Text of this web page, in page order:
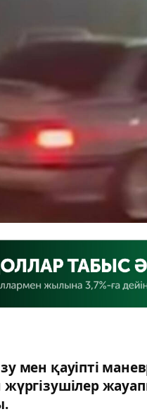
мен қауіпті